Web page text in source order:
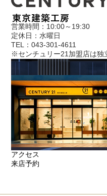
営業時間：10:00～19:30
定休日：水曜日
TEL：043-301-4611
※センチュリー21加盟店は独
アクセス
来店予約